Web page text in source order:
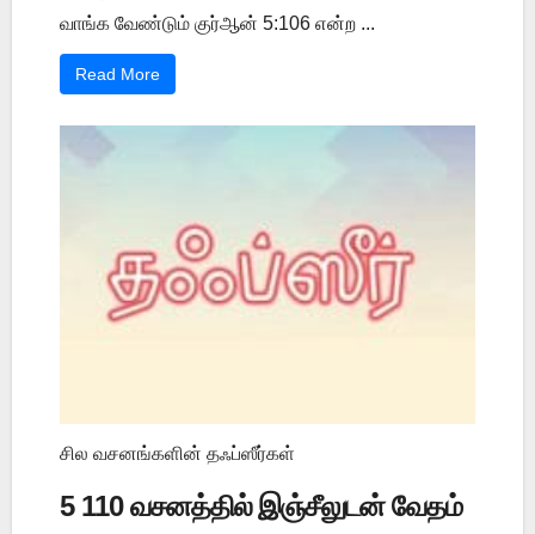
வாங்க வேண்டும் குர்ஆன் 5:106 என்ற ...
Read More
சில வசனங்களின் தஃப்ஸீர்கள்
5 110 வசனத்தில் இஞ்சீலுடன் வேதம்